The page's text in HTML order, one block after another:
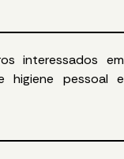
interessados em
higiene pessoal e